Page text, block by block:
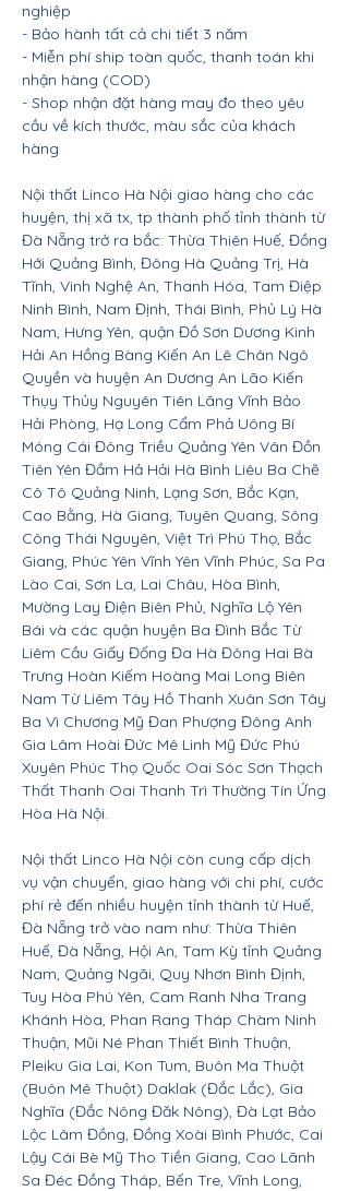
nghiệp
- Bảo hành tất cả chi tiết 3 năm
- Miễn phí ship toàn quốc, thanh toán khi
nhận hàng (COD)
- Shop nhận đặt hàng may đo theo yêu
cầu về kích thước, màu sắc của khách
hàng
Nội thất Linco Hà Nội giao hàng cho các
huyện, thị xã tx, tp thành phố tỉnh thành từ
Đà Nẵng trở ra bắc: Thừa Thiên Huế, Đồng
Hới Quảng Bình, Đông Hà Quảng Trị, Hà
Tĩnh, Vinh Nghệ An, Thanh Hóa, Tam Điệp
Ninh Bình, Nam Định, Thái Bình, Phủ Lý Hà
Nam, Hưng Yên, quận Đồ Sơn Dương Kinh
Hải An Hồng Bàng Kiến An Lê Chân Ngô
Quyền và huyện An Dương An Lão Kiến
Thụy Thủy Nguyên Tiên Lãng Vĩnh Bảo
Hải Phòng, Hạ Long Cẩm Phả Uông Bí
Móng Cái Đông Triều Quảng Yên Vân Đồn
Tiên Yên Đầm Hả Hải Hà Bình Liêu Ba Chẽ
Cô Tô Quảng Ninh, Lạng Sơn, Bắc Kạn,
Cao Bằng, Hà Giang, Tuyên Quang, Sông
Công Thái Nguyên, Việt Trì Phú Thọ, Bắc
Giang, Phúc Yên Vĩnh Yên Vĩnh Phúc, Sa Pa
Lào Cai, Sơn La, Lai Châu, Hòa Bình,
Mường Lay Điện Biên Phủ, Nghĩa Lộ Yên
Bái và các quận huyện Ba Đình Bắc Từ
Liêm Cầu Giấy Đống Đa Hà Đông Hai Bà
Trưng Hoàn Kiếm Hoàng Mai Long Biên
Nam Từ Liêm Tây Hồ Thanh Xuân Sơn Tây
Ba Vì Chương Mỹ Đan Phượng Đông Anh
Gia Lâm Hoài Đức Mê Linh Mỹ Đức Phú
Xuyên Phúc Thọ Quốc Oai Sóc Sơn Thạch
Thất Thanh Oai Thanh Trì Thường Tín Ứng
Hòa Hà Nội.
Nội thất Linco Hà Nội còn cung cấp dịch
vụ vận chuyển, giao hàng với chi phí, cước
phí rẻ đến nhiều huyện tỉnh thành từ Huế,
Đà Nẵng trở vào nam như: Thừa Thiên
Huế, Đà Nẵng, Hội An, Tam Kỳ tỉnh Quảng
Nam, Quảng Ngãi, Quy Nhơn Bình Định,
Tuy Hòa Phú Yên, Cam Ranh Nha Trang
Khánh Hòa, Phan Rang Tháp Chàm Ninh
Thuận, Mũi Né Phan Thiết Bình Thuận,
Pleiku Gia Lai, Kon Tum, Buôn Ma Thuột
(Buôn Mê Thuột) Daklak (Đắc Lắc), Gia
Nghĩa (Đắc Nông Đăk Nông), Đà Lạt Bảo
Lộc Lâm Đồng, Đồng Xoài Bình Phước, Cai
Lậy Cái Bè Mỹ Tho Tiền Giang, Cao Lãnh
Sa Đéc Đồng Tháp, Bến Tre, Vĩnh Long,